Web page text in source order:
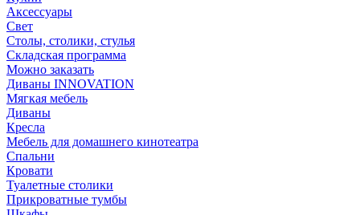
Аксессуары
Свет
Столы, столики, стулья
Складская программа
Можно заказать
Диваны INNOVATION
Мягкая мебель
Диваны
Кресла
Мебель для домашнего кинотеатра
Спальни
Кровати
Туалетные столики
Прикроватные тумбы